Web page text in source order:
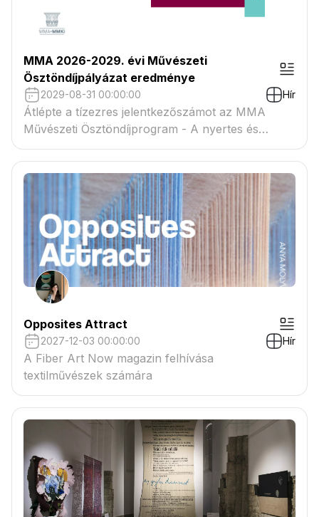
MMA 2026-2029. évi Művészeti
Ösztöndíjpályázat eredménye
2029-08-31 00:00:00 Hír
Átlépte a tízezres jelentkezőszámot az MMA
Művészeti Ösztöndíjprogram - A nyertes és
tartaléklistás pályázók névsora megtekinthető a
csatolmányban
Opposites Attract
2027-12-03 00:00:00 Hír
A Fiber Art Now magazin felhívása
textilművészek számára